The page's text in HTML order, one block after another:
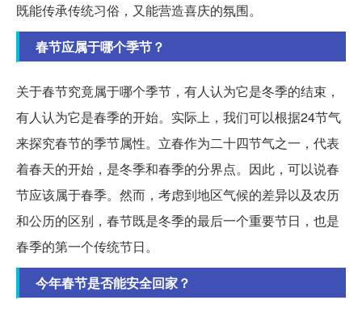
既能传承传统习俗，又能营造喜庆的氛围。
春节应属于哪个季节？
关于春节究竟属于哪个季节，有人认为它是冬季的结束，
有人认为它是春季的开始。实际上，我们可以根据24节气
来探究春节的季节属性。立春作为二十四节气之一，代表
着春天的开始，是冬季和春季的分界点。因此，可以说春
节应该属于春季。然而，考虑到地区气候的差异以及农历
和公历的区别，春节既是冬季的最后一个重要节日，也是
春季的第一个传统节日。
今年春节是否能安全回家？